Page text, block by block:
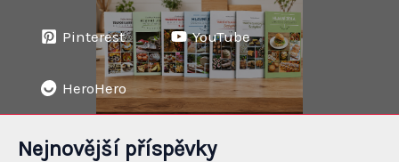
Pinterest YouTube
HeroHero
Nejnovější příspěvky